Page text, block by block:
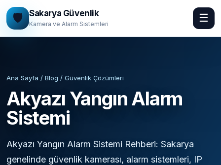
🛡️ Sakarya Güvenlik
Kamera ve Alarm Sistemleri ☰
Ana Sayfa / Blog / Güvenlik Çözümleri
Akyazı Yangın Alarm
Sistemi
Akyazı Yangın Alarm Sistemi Rehberi: Sakarya
genelinde güvenlik kamerası, alarm sistemleri, IP